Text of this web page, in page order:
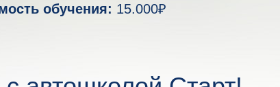
обучения: 15.000₽